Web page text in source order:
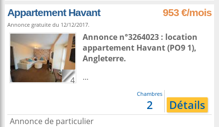
Appartement Havant 953 €/mois
Annonce gratuite du 12/12/2017.
4
Annonce n°3264023 : location
appartement Havant(PO9 1),
Angleterre.
...
Chambres
2 Détails
Annonce de particulier